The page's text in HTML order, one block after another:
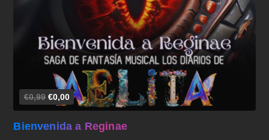
€0,99 €0,00
Bienvenida a Reginae